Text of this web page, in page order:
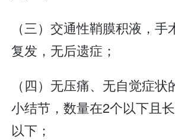
（三）交通性鞘膜积液，
复发，无后遗症；
（四）无压痛、无自觉症
小结节，数量在2个以下且
以下；